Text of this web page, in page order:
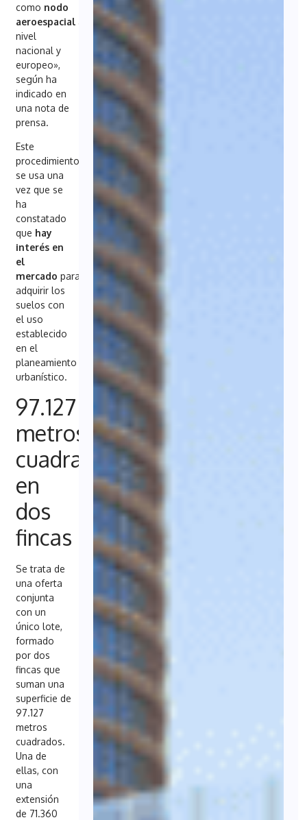
como nodo
aeroespaciala
nivel
nacional y
europeo»,
según ha
indicado en
una nota de
prensa.
Este
procedimiento
se usa una
vez que se
ha
constatado
que hay
interés en
el
mercado para
adquirir los
suelos con
el uso
establecido
en el
planeamiento
urbanístico.
97.127
metros
cuadrados
en
dos
fincas
Se trata de
una oferta
conjunta
con un
único lote,
formado
por dos
fincas que
suman una
superficie de
97.127
metros
cuadrados.
Una de
ellas, con
una
extensión
de 71.360